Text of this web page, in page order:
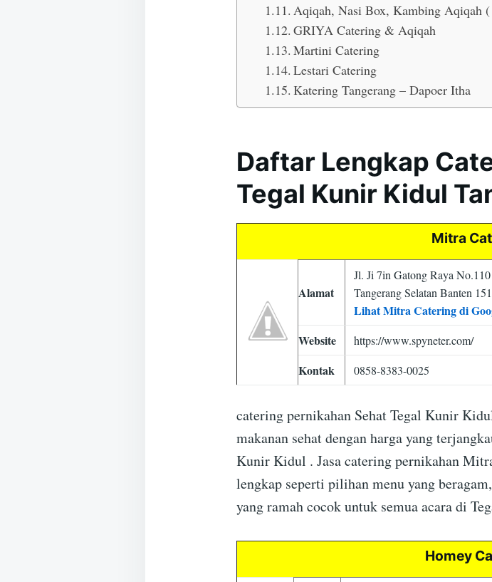
Aqiqah, Nasi Box, Kambing Aqiqah (
GRIYA Catering & Aqiqah
Martini Catering
Lestari Catering
Katering Tangerang – Dapoer Itha
Daftar Lengkap
Tegal Kunir Kidul
Mitra
Alamat
Jl. Ji 7in Gatong Raya
Tangerang Selatan Banten
Lihat Mitra Catering di
Website
https://www.spyneter.com/
Kontak 0858-8383-0025
catering pernikahan Sehat Tegal Kunir
makanan sehat dengan harga yang
Kunir Kidul . Jasa catering pernikahan
lengkap seperti pilihan menu yang
yang ramah cocok untuk semua acara di
Homey